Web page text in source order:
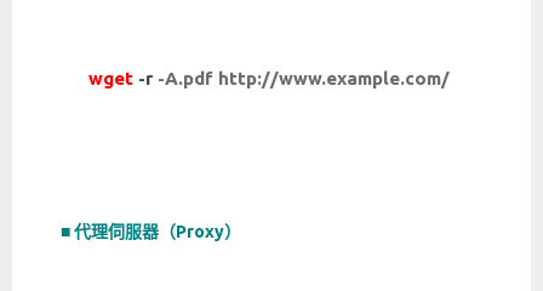
wget -r-A.pdf http://www.example.com/
■ 代理伺服器（Proxy）